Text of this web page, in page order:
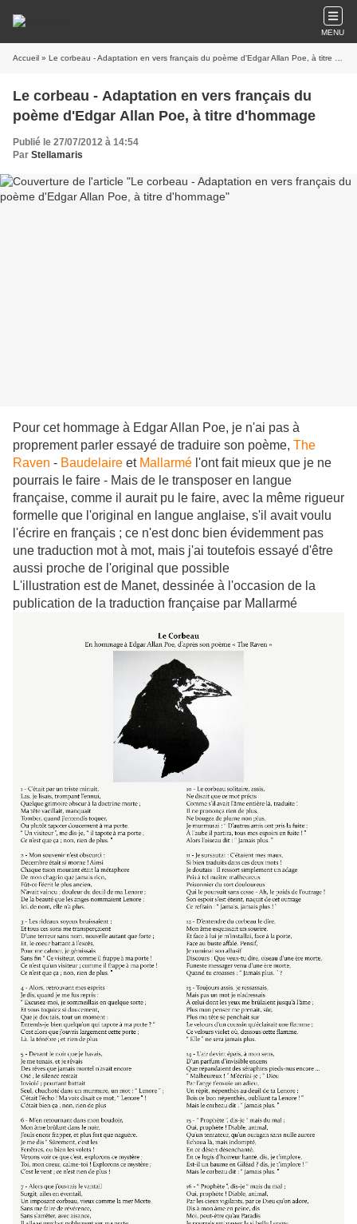
MENU
Accueil » Le corbeau - Adaptation en vers français du poème d'Edgar Allan Poe, à titre d'hommage
Le corbeau - Adaptation en vers français du
poème d'Edgar Allan Poe, à titre d'hommage
Publié le 27/07/2012 à 14:54
Par Stellamaris
Pour cet hommage à Edgar Allan Poe, je n'ai pas à
proprement parler essayé de traduire son poème, The
Raven - Baudelaire et Mallarmé l'ont fait mieux que je ne
pourrais le faire - Mais de le transposer en langue
française, comme il aurait pu le faire, avec la même rigueur
formelle que l'original en langue anglaise, s'il avait voulu
l'écrire en français ; ce n'est donc bien évidemment pas
une traduction mot à mot, mais j'ai toutefois essayé d'être
aussi proche de l'original que possible
L'illustration est de Manet, dessinée à l'occasion de la
publication de la traduction française par Mallarmé